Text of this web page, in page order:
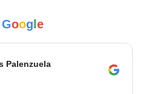
Goog e
Palenzuela